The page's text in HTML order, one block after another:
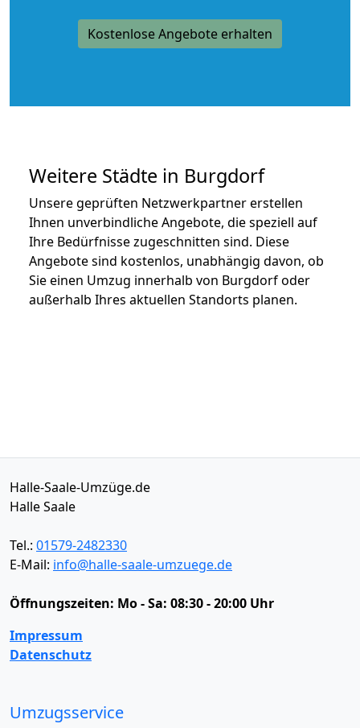
Kostenlose Angebote erhalten
Weitere Städte in Burgdorf
Unsere geprüften Netzwerkpartner erstellen
Ihnen unverbindliche Angebote, die speziell auf
Ihre Bedürfnisse zugeschnitten sind. Diese
Angebote sind kostenlos, unabhängig davon, ob
Sie einen Umzug innerhalb von Burgdorf oder
außerhalb Ihres aktuellen Standorts planen.
Halle-Saale-Umzüge.de
Halle Saale
Tel.: 01579-2482330
E-Mail: info@halle-saale-umzuege.de
Öffnungszeiten: Mo - Sa: 08:30 - 20:00 Uhr
Impressum
Datenschutz
Umzugsservice